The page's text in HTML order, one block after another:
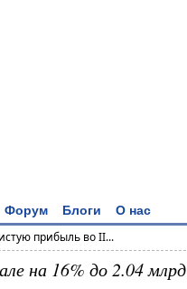
Форум Блоги О нас
прибыль во II...
на 16% до 2.04 млрд